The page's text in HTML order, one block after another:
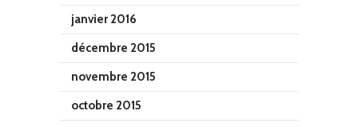
janvier 2016
décembre 2015
novembre 2015
octobre 2015